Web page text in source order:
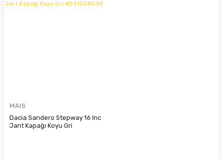
MAIS
Dacia Sandero Stepway 16 Inc
Jant Kapağı Koyu Gri